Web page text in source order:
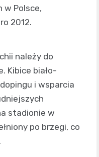
w Polsce,
2012.
należy do
Kibice biało-
i wsparcia
stadionie w
po brzegi, co